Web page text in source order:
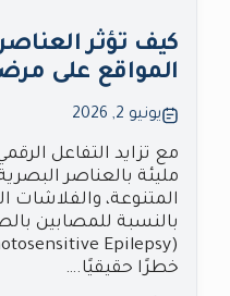
كيف تؤثر
المواقع على
يونيو 2, 2026
مع تزايد التفاعل
مليئة بالعناصر
المتنوعة، والفلاشات
بالنسبة للمصابين
خطرًا حقيقيًا.…